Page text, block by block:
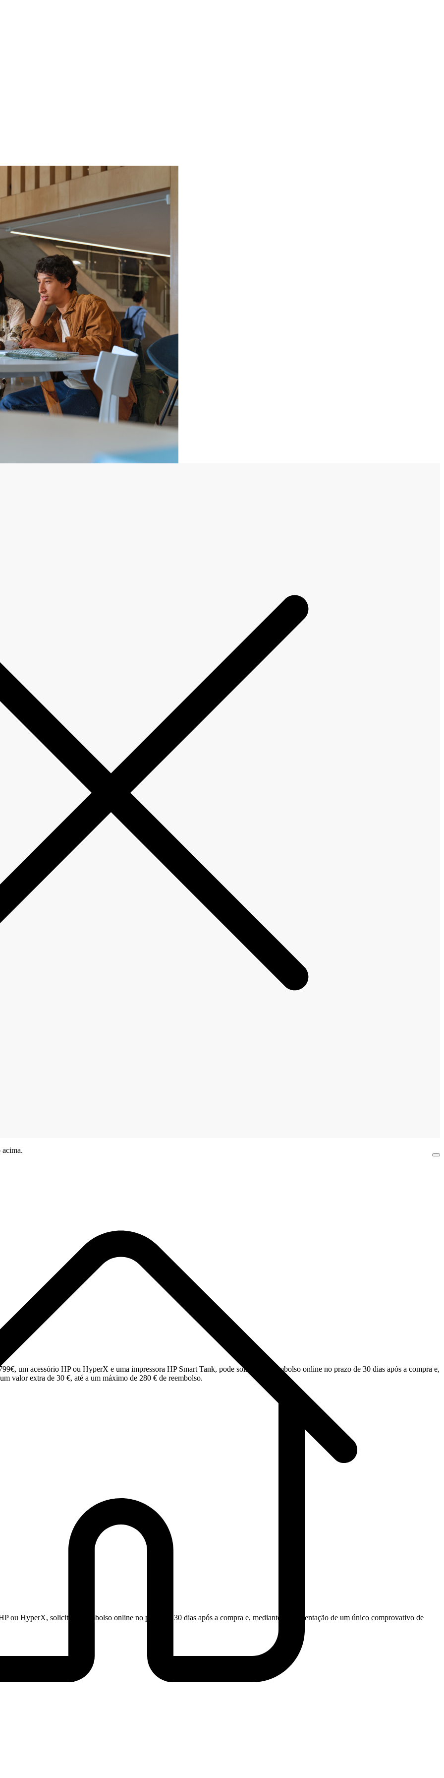
acima.
um acessório HP ou HyperX e uma impressora HP Smart Tank, pode solicitar o reembolso online no prazo de 30 dias após a compra e,
valor extra de 30 €, até a um máximo de 280 € de reembolso.
ou HyperX, solicite o reembolso online no prazo de 30 dias após a compra e, mediante a apresentação de um único comprovativo de